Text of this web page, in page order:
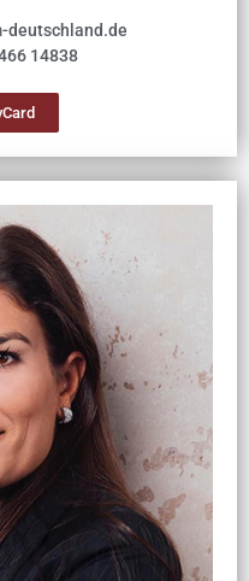
deutschland.de
14838